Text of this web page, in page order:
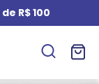
R$ 100